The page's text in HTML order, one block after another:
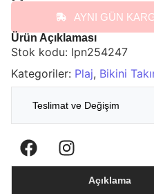
AYNI GÜN
Ürün Açıklaması
Stok kodu: lpn254247
Kategoriler: Plaj, Bikini
Teslimat ve Değişim
Açıklama